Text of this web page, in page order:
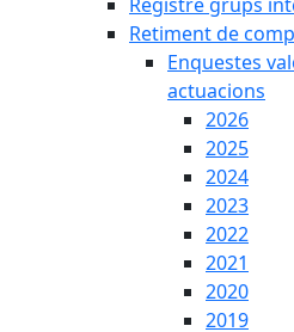
Retiment de
Enquestes
actuacions
2026
2025
2024
2023
2022
2021
2020
2019